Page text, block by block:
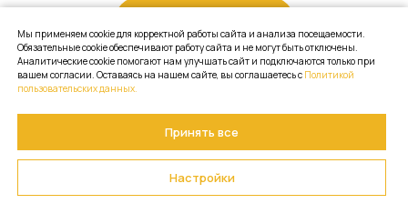
Мы применяем cookie для корректной работы сайта и анализа посещаемости.
Обязательные cookie обеспечивают работу сайта и не могут быть отключены.
Аналитические cookie помогают нам улучшать сайт и подключаются только при
вашем согласии. Оставаясь на нашем сайте, вы соглашаетесь с Политикой
пользовательских данных.
Принять все
Настройки